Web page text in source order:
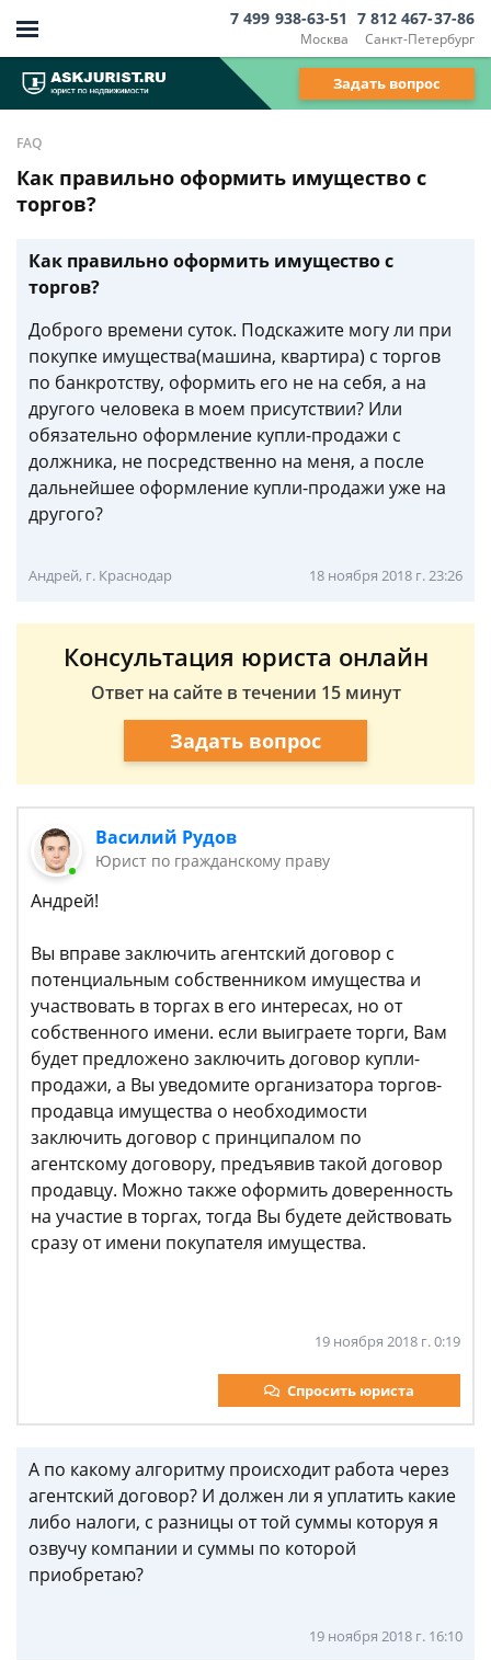
Москва
7 499 938-63-51
Санкт-Петербург
7 812 467-37-86
Задать вопрос
FAQ
Как правильно оформить имущество с
торгов?
Как правильно оформить имущество с
торгов?
Доброго времени суток. Подскажите могу ли при
покупке имущества(машина, квартира) с торгов
по банкротству, оформить его не на себя, а на
другого человека в моем присутствии? Или
обязательно оформление купли-продажи с
должника, не посредственно на меня, а после
дальнейшее оформление купли-продажи уже на
другого?
Андрей, г. Краснодар 18 ноября 2018 г. 23:26
Консультация юриста онлайн
Ответ на сайте в течении 15 минут
Задать вопрос
Василий Рудов
Юрист по гражданскому праву
Андрей!
Вы вправе заключить агентский договор с
потенциальным собственником имущества и
участвовать в торгах в его интересах, но от
собственного имени. если выиграете торги, Вам
будет предложено заключить договор купли-
продажи, а Вы уведомите организатора торгов-
продавца имущества о необходимости
заключить договор с принципалом по
агентскому договору, предъявив такой договор
продавцу. Можно также оформить доверенность
на участие в торгах, тогда Вы будете действовать
сразу от имени покупателя имущества.
19 ноября 2018 г. 0:19
Спросить юриста
А по какому алгоритму происходит работа через
агентский договор? И должен ли я уплатить какие
либо налоги, с разницы от той суммы которуя я
озвучу компании и суммы по которой
приобретаю?
19 ноября 2018 г. 16:10